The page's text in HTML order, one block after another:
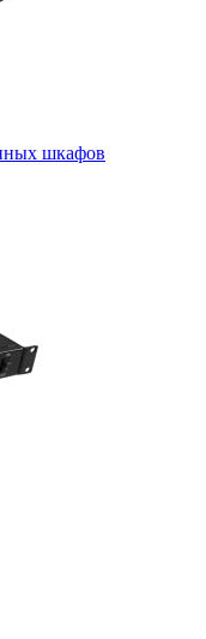
шкафов